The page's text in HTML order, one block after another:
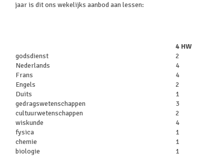
jaar is dit ons wekelijks aanbod aan lessen:
4 HW
godsdienst
2
Nederlands
4
Frans
4
Engels
2
Duits
1
gedragswetenschappen
3
cultuurwetenschappen
2
wiskunde
4
fysica
1
chemie
1
biologie
1